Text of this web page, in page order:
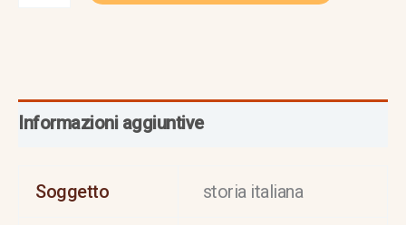
Informazioni aggiuntive
Soggetto storia italiana